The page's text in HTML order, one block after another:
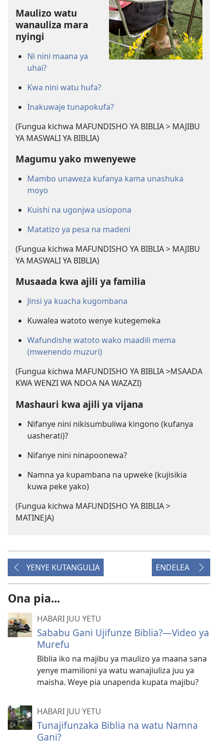
Maulizo watu
wanauliza mara
nyingi
Ni nini maana ya
uhai?
Kwa nini watu hufa?
Inakuwaje tunapokufa?
(Fungua kichwa MAFUNDISHO YA BIBLIA > MAJIBU
YA MASWALI YA BIBLIA)
Magumu yako mwenyewe
Mambo unaweza kufanya kama unashuka
moyo
Kuishi na ugonjwa usiopona
Matatizo ya pesa na madeni
(Fungua kichwa MAFUNDISHO YA BIBLIA > MAJIBU
YA MASWALI YA BIBLIA)
Musaada kwa ajili ya familia
Jinsi ya kuacha kugombana
Kuwalea watoto wenye kutegemeka
Wafundishe watoto wako maadili mema
(mwenendo muzuri)
(Fungua kichwa MAFUNDISHO YA BIBLIA >MSAADA
KWA WENZI WA NDOA NA WAZAZI)
Mashauri kwa ajili ya vijana
Nifanye nini nikisumbuliwa kingono (kufanya
uasherati)?
Nifanye nini ninapoonewa?
Namna ya kupambana na upweke (kujisikia
kuwa peke yako)
(Fungua kichwa MAFUNDISHO YA BIBLIA >
MATINEJA)
YENYE KUTANGULIA ENDELEA
Ona pia...
HABARI JUU YETU
Sababu Gani Ujifunze Biblia?—Video ya
Murefu
Biblia iko na majibu ya maulizo ya maana sana
yenye mamilioni ya watu wanajiuliza juu ya
maisha. Weye pia unapenda kupata majibu?
HABARI JUU YETU
Tunajifunzaka Biblia na watu Namna
Gani?